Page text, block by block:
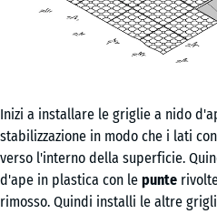
Inizi a installare le griglie a nido
stabilizzazione in modo che i lati
verso l'interno della superficie.
d'ape in plastica con le punte
rimosso. Quindi installi le altre